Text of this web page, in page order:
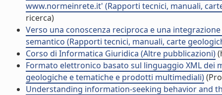
www.normeinrete.it' (Rapporti tecnici, manuali,
ricerca)
Verso una conoscenza reciproca e una
semantico (Rapporti tecnici, manuali, carte
Corso di Informatica Giuridica (Altre pubblicazioni)
Formato elettronico basato sul linguaggio XML dei
geologiche e tematiche e prodotti multimediali)
Understanding information-seeking behavior and